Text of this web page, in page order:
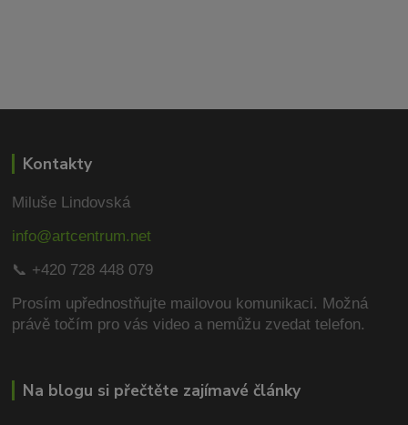
Kontakty
Miluše Lindovská
info@artcentrum.net
📞 +420 728 448 079
Prosím upřednostňujte mailovou komunikaci. Možná
právě točím pro vás video a nemůžu zvedat telefon.
Na blogu si přečtěte zajímavé články